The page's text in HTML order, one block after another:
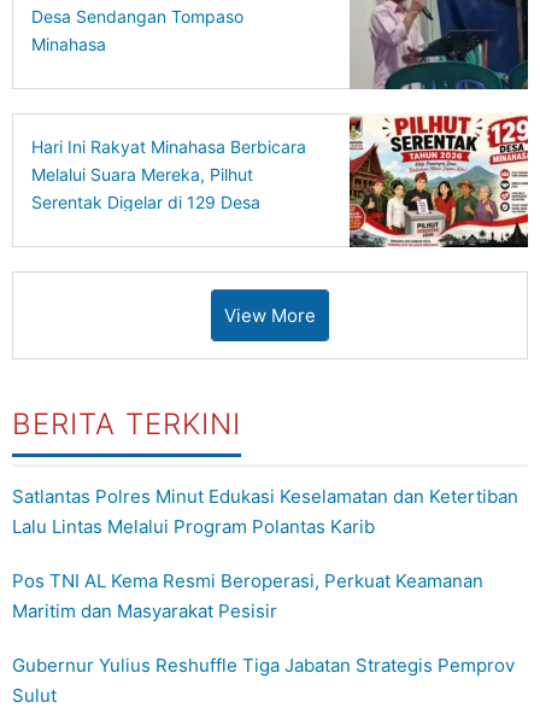
Desa Sendangan Tompaso
Minahasa
Hari Ini Rakyat Minahasa Berbicara
Melalui Suara Mereka, Pilhut
Serentak Digelar di 129 Desa
View More
BERITA TERKINI
Satlantas Polres Minut Edukasi Keselamatan dan Ketertiban
Lalu Lintas Melalui Program Polantas Karib
Pos TNI AL Kema Resmi Beroperasi, Perkuat Keamanan
Maritim dan Masyarakat Pesisir
Gubernur Yulius Reshuffle Tiga Jabatan Strategis Pemprov
Sulut